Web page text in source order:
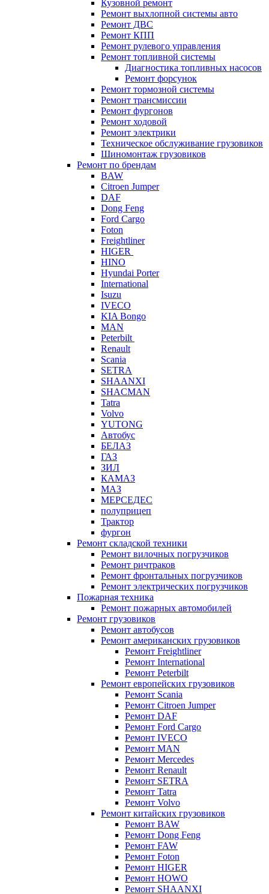
Кузовной ремонт
Ремонт выхлопной системы авто
Ремонт ДВС
Ремонт КПП
Ремонт рулевого управления
Ремонт топливной системы
Диагностика топливных насосов
Ремонт форсунок
Ремонт тормозной системы
Ремонт трансмиссии
Ремонт фургонов
Ремонт ходовой
Ремонт электрики
Техническое обслуживание грузовиков
Шиномонтаж грузовиков
Ремонт по брендам
BAW
Citroen Jumper
DAF
Dong Feng
Ford Cargo
Foton
Freightliner
HIGER
HINO
Hyundai Porter
International
Isuzu
IVECO
KIA Bongo
MAN
Peterbilt
Renault
Scania
SETRA
SHAANXI
SHACMAN
Tatra
Volvo
YUTONG
Автобус
БЕЛАЗ
ГАЗ
ЗИЛ
КАМАЗ
МАЗ
МЕРСЕДЕС
полуприцеп
Трактор
фургон
Ремонт складской техники
Ремонт вилочных погрузчиков
Ремонт ричтраков
Ремонт фронтальных погрузчиков
Ремонт электрических погрузчиков
Пожарная техника
Ремонт пожарных автомобилей
Ремонт грузовиков
Ремонт автобусов
Ремонт американских грузовиков
Ремонт Freightliner
Ремонт International
Ремонт Peterbilt
Ремонт европейских грузовиков
Ремонт Scania
Ремонт Citroen Jumper
Ремонт DAF
Ремонт Ford Cargo
Ремонт IVECO
Ремонт MAN
Ремонт Mercedes
Ремонт Renault
Ремонт SETRA
Ремонт Tatra
Ремонт Volvo
Ремонт китайских грузовиков
Ремонт BAW
Ремонт Dong Feng
Ремонт FAW
Ремонт Foton
Ремонт HIGER
Ремонт HOWO
Ремонт SHAANXI